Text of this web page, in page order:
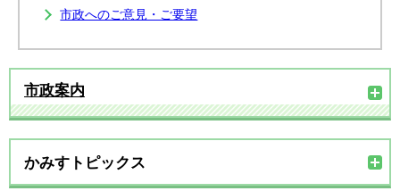
市政へのご意見・ご要望
市政案内
かみすトピックス